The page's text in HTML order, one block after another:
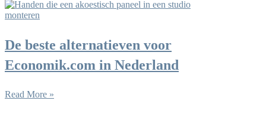
De beste alternatieven voor
Economik.com in Nederland
Read More »